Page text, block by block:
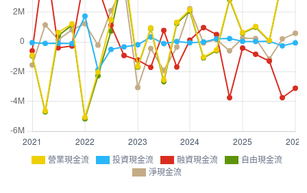
營業現金流 投資現金流 融資現金流
自由現金流
淨現金流